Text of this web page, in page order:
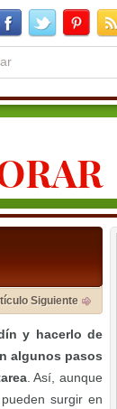
Siguiente
y hacerlo de
algunos pasos
. Así, aunque
surgir en